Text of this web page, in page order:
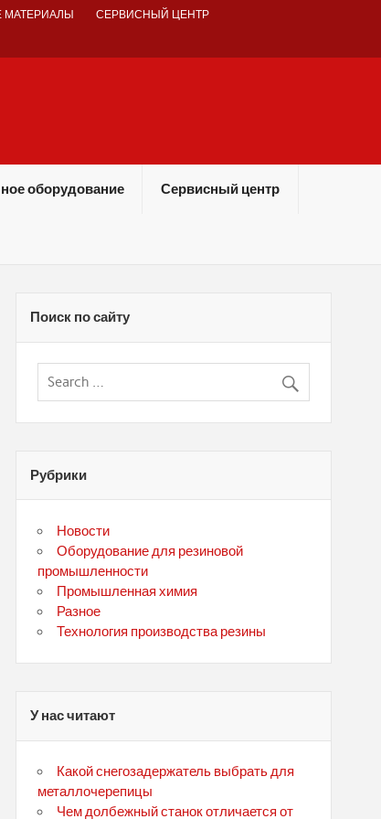
МАТЕРИАЛЫ СЕРВИСНЫЙ ЦЕНТР
оборудование Сервисный центр
Поиск по сайту
Рубрики
Новости
Оборудование для резиновой
промышленности
Промышленная химия
Разное
Технология производства резины
У нас читают
Какой снегозадержатель выбрать для
металлочерепицы
Чем долбежный станок отличается от